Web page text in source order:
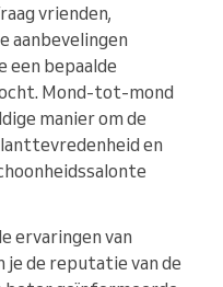
vrienden,
aanbevelingen
een bepaalde
Mond-tot-mond
manier om de
en
ervaringen van
je de reputatie van de